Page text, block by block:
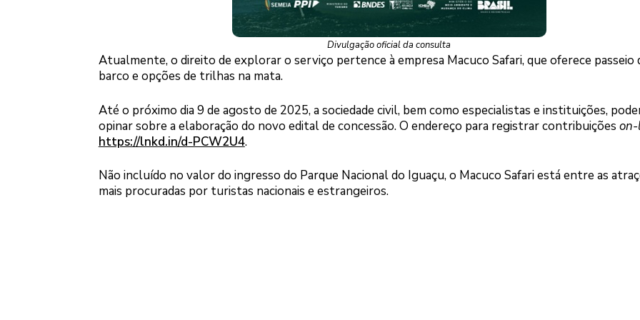
Divulgação oficial da consulta
Atualmente, o direito de explorar o serviço pertence à empresa Macuco Safari, que oferece passeio
barco e opções de trilhas na mata.
Até o próximo dia 9 de agosto de 2025, a sociedade civil, bem como especialistas e instituições,
opinar sobre a elaboração do novo edital de concessão. O endereço para registrar contribuições
https://lnkd.in/d-PCW2U4.
Não incluído no valor do ingresso do Parque Nacional do Iguaçu, o Macuco Safari está entre as
mais procuradas por turistas nacionais e estrangeiros.